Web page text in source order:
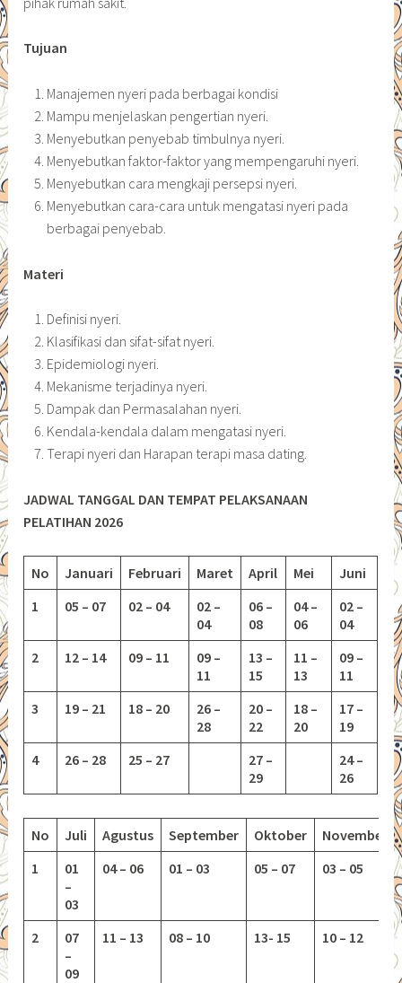
Tujuan
Manajemen nyeri pada berbagai kondisi
Mampu menjelaskan pengertian nyeri.
Menyebutkan penyebab timbulnya nyeri.
Menyebutkan faktor-faktor yang mempengaruhi nyeri.
Menyebutkan cara mengkaji persepsi nyeri.
Menyebutkan cara-cara untuk mengatasi nyeri pada
berbagai penyebab.
Materi
Definisi nyeri.
Klasifikasi dan sifat-sifat nyeri.
Epidemiologi nyeri.
Mekanisme terjadinya nyeri.
Dampak dan Permasalahan nyeri.
Kendala-kendala dalam mengatasi nyeri.
Terapi nyeri dan Harapan terapi masa dating.
JADWAL TANGGAL DAN TEMPAT PELAKSANAAN
PELATIHAN 2026
No Januari Februari Maret April Mei
Juni
1
05 – 07 02 – 04
02 –
04
06 –
08
04 –
06
02 –
04
2
12 – 14 09 – 11
09 –
11
13 –
15
11 –
13
09 –
11
3
19 – 21 18 – 20
26 –
28
20 –
22
18 –
20
17 –
19
4
26 – 28 25 – 27
27 –
29
24 –
26
No Juli Agustus September Oktober
November
1
01
–
03
04 – 06 01 – 03 05 – 07 03 – 05
2
07
–
09
11 – 13 08 – 10 13- 15 10 – 12